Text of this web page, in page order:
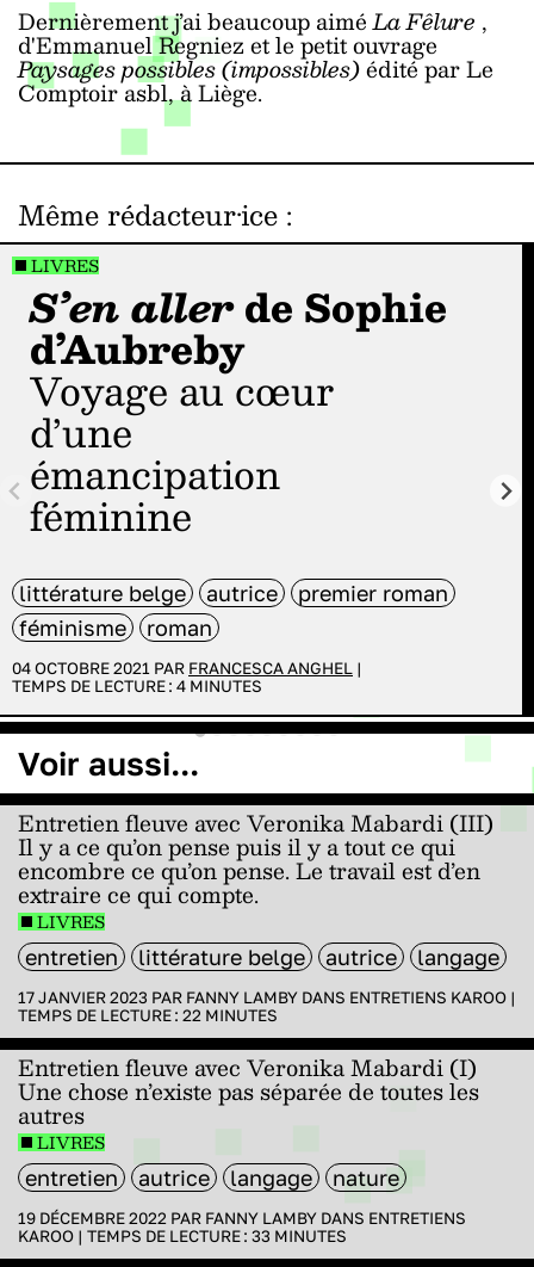
Dernièrement j’ai beaucoup aiméLa Fêlure ,
d'Emmanuel Regniez et le petit ouvrage
Paysages possibles (impossibles)édité par Le
Comptoir asbl, à Liège.
Même rédacteur·ice :
LIVRES
S’en allerde Sophie
d’Aubreby
Voyage au cœur
d’une
émancipation
féminine
littérature belge autrice
premier roman
féminisme
roman
04 OCTOBRE 2021 PAR FRANCESCA ANGHEL |
TEMPS DE LECTURE : 4 MINUTES
Voir aussi...
Entretien fleuve avec Veronika Mabardi (III)
Il y a ce qu’on pense puis il y a tout ce qui
encombre ce qu’on pense. Le travail est d’en
extraire ce qui compte.
LIVRES
entretien littérature belge autrice langage
17 JANVIER 2023 PAR FANNY LAMBY DANS ENTRETIENS KAROO |
TEMPS DE LECTURE : 22 MINUTES
Entretien fleuve avec Veronika Mabardi (I)
Une chose n’existe pas séparée de toutes les
autres
LIVRES
entretien autrice langage nature
19 DÉCEMBRE 2022 PAR FANNY LAMBY DANS ENTRETIENS
KAROO | TEMPS DE LECTURE : 33 MINUTES